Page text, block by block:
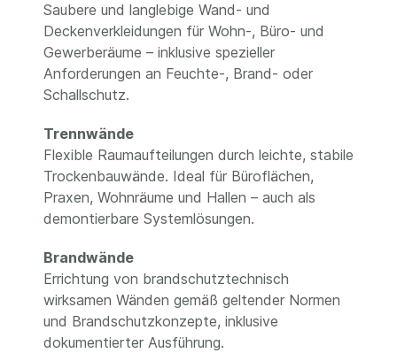
Saubere und langlebige Wand- und
Deckenverkleidungen für Wohn-, Büro- und
Gewerberäume – inklusive spezieller
Anforderungen an Feuchte-, Brand- oder
Schallschutz.
Trennwände
Flexible Raumaufteilungen durch leichte, stabile
Trockenbauwände. Ideal für Büroflächen,
Praxen, Wohnräume und Hallen – auch als
demontierbare Systemlösungen.
Brandwände
Errichtung von brandschutztechnisch
wirksamen Wänden gemäß geltender Normen
und Brandschutzkonzepte, inklusive
dokumentierter Ausführung.